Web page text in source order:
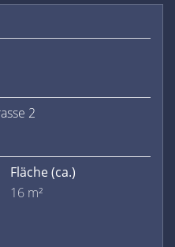
2
Fläche(ca.)
16 m²